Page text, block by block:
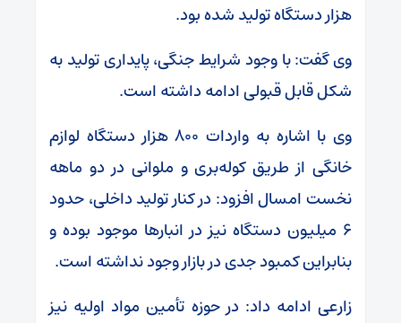
هزار دستگاه تولید شده بود.
وی گفت: با وجود شرایط جنگی، پایداری تولید به
شکل قابل قبولی ادامه داشته است.
وی با اشاره به واردات ۸۰۰ هزار دستگاه لوازم
خانگی از طریق کوله‌بری و ملوانی در دو ماهه
نخست امسال افزود: در کنار تولید داخلی، حدود
۶ میلیون دستگاه نیز در انبار‌ها موجود بوده و
بنابراین کمبود جدی در بازار وجود نداشته است.
زارعی ادامه داد: در حوزه تأمین مواد اولیه نیز